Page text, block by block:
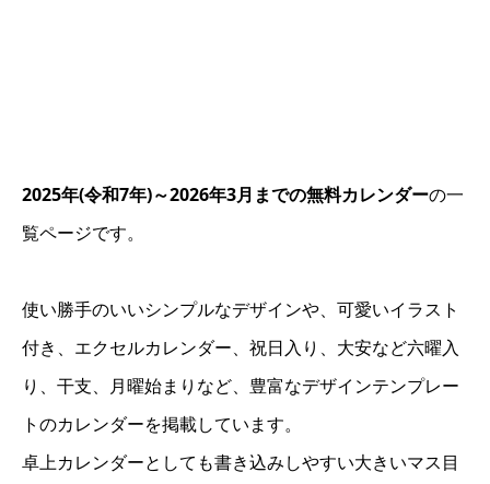
2025年(令和7年)～2026年3月までの無料カレンダーの一
覧ページです。
使い勝手のいいシンプルなデザインや、可愛いイラスト
付き、エクセルカレンダー、祝日入り、大安など六曜入
り、干支、月曜始まりなど、豊富なデザインテンプレー
トのカレンダーを掲載しています。
卓上カレンダーとしても書き込みしやすい大きいマス目